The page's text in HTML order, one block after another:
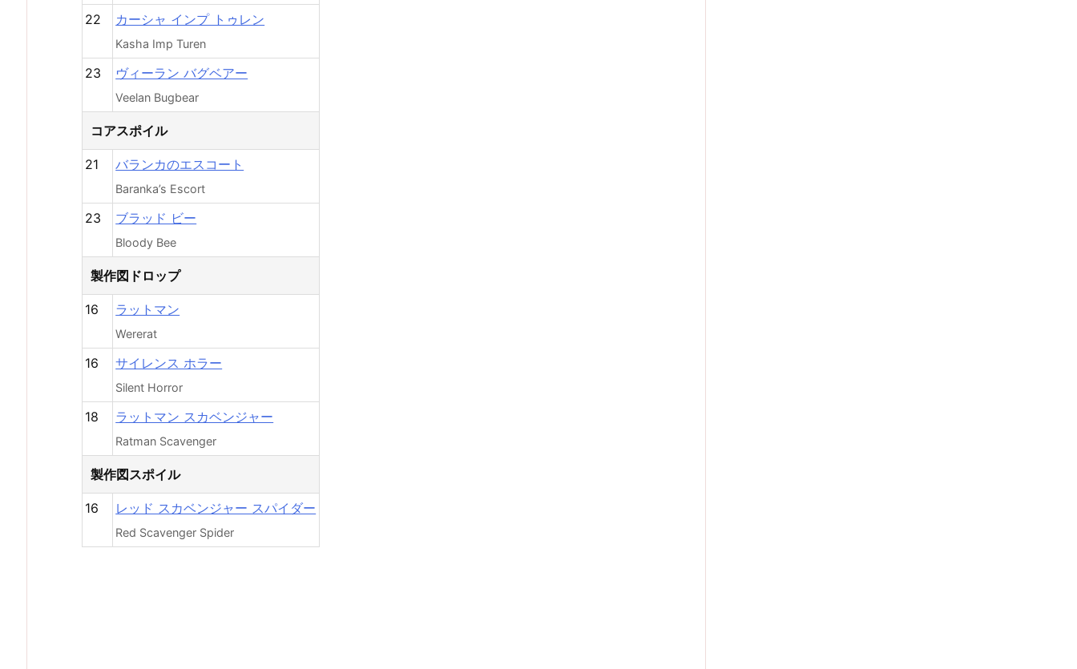
22 カーシャ インプ トゥレン
Kasha Imp Turen
23 ヴィーラン バグベアー
Veelan Bugbear
コアスポイル
21 バランカのエスコート
Baranka’s Escort
23 ブラッド ビー
Bloody Bee
製作図ドロップ
16 ラットマン
Wererat
16 サイレンス ホラー
Silent Horror
18 ラットマン スカベンジャー
Ratman Scavenger
製作図スポイル
16 レッド スカベンジャー スパイダー
Red Scavenger Spider